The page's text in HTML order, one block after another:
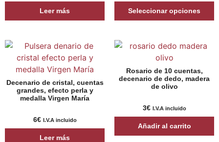
Leer más Seleccionar opciones
Decenario de cristal, cuentas
grandes, efecto perla y
medalla Virgen María
6€ I.V.A incluido
Leer más
Rosario de 10 cuentas,
decenario de dedo, madera
de olivo
3€ I.V.A incluido
Añadir al carrito